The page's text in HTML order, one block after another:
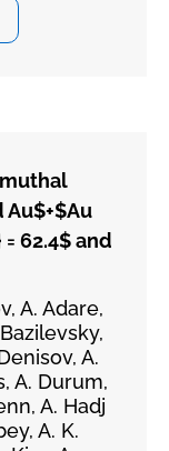
Au$+$Au
62.4$ and
A. Adare,
A.
A. Durum,
A. Hadj
A. K.